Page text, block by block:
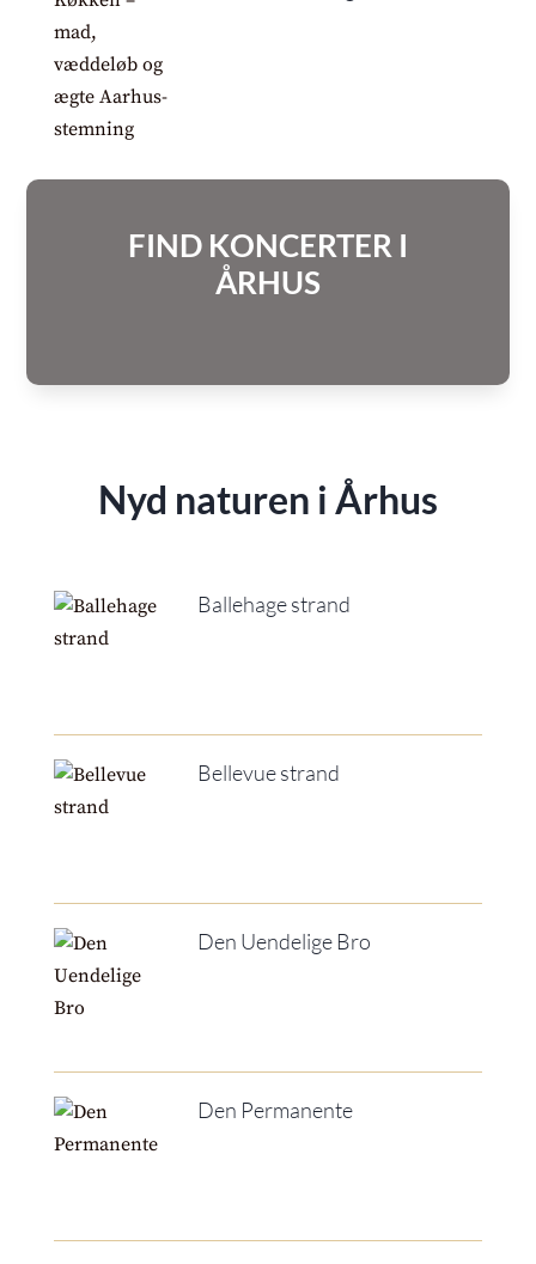
FIND KONCERTER I
ÅRHUS
Nyd naturen i Århus
Ballehage strand
Bellevue strand
Den Uendelige Bro
Den Permanente